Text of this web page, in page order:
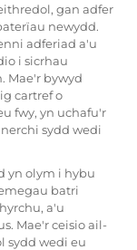
gan adfer
newydd.
adferiad a'u
i sicrhau
Mae'r bywyd
cartref o
fwy, yn uchafu'r
sydd wedi
yn olym i hybu
batri
a'u
Mae'r ceisio ail-
sydd wedi eu